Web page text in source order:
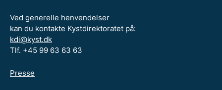
Ved generelle henvendelser
kan du kontakte Kystdirektoratet på:
kdi@kyst.dk
Tlf. +45 99 63 63 63
Presse